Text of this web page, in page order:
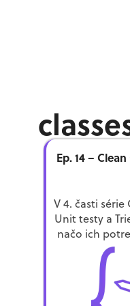
Ep. 14 –
V 4. časti
Unit testy a
načo ich
čisté? Ako by
Taktiež si
princípy
principle,